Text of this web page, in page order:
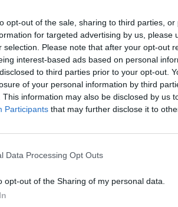
opt-out of the sale, sharing to third parties,
for targeted advertising by us, please
selection. Please note that after your opt-out
interest-based ads based on personal
to third parties prior to your opt-out.
of your personal information by third
This information may also be disclosed by us
Participants that may further disclose it to
Data Processing Opt Outs
opt-out of the Sharing of my personal data.